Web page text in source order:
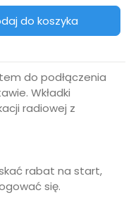
do koszyka
do podłączenia
Wkładki
radiowej z
rabat na start,
się.